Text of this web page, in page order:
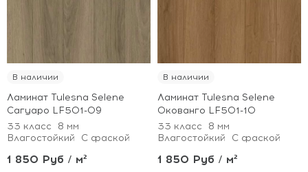
В наличии
Ламинат Tulesna Selene
Сагуаро LF501-09
33 класс
8 мм
Влагостойкий
С фаской
1 850 Руб / м²
В наличии
Ламинат Tulesna Selene
Окованго LF501-10
33 класс
8 мм
Влагостойкий
С фаской
1 850 Руб / м²